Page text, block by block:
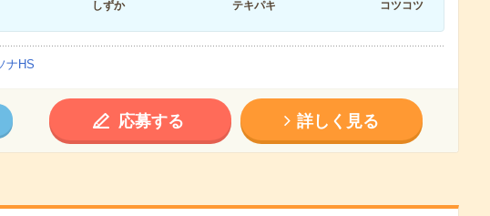
しずか
テキパキ
コツコツ
ナHS
応募する 詳しく見る